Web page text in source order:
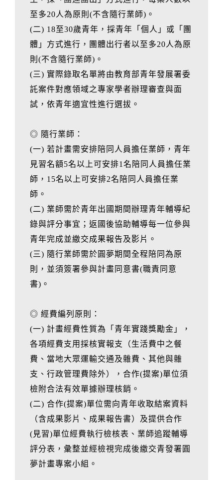
至多20人為原則(不含隨行業師)。
(二) 18至30歲青年，採青年「個人」或「團
體」方式進行，團體出行者以至多20人為原
則(不含隨行業師)。
(三) 實際錄取名單將由教育部青年發展署委
託案件對應領域之專家學者辦理審查與面
試，依青年適宜性進行選拔。
◎ 隨行業師：
(一) 若計畫需安排陪同人員擔任業師，青年
見習名額5名以上可安排1名陪同人員擔任業
師，15名以上可安排2名陪同人員擔任業
師。
(二) 業師需於青年出國期間辦理青年輔導紀
錄與評分事宜；返國後協助輔導每一位參與
青年完成並繳交成果報告及影片。
(三) 隨行業師需於圓夢期間全程陪同為原
則，並須簽署參與計畫同意書(職責同意
書)。
◎ 經費編列原則：
(一) 計畫經費性質為「青年實踐獎勵金」，
各項經費支用採核實報支（生活費中之餐
費、當地大眾運輸交通及雜費、其他與雜
支、行政管理費除外），合作(提案)單位須
檢附合法有效單據辦理核銷。
(二) 合作(提案)單位需向青年收取結案資料
（含成果影片、成果報告書）及提供合作
(見習)單位經費執行檢核表、業師追蹤輔導
評分表，彙整並經檢視完成後繳交青發署圓
夢計畫專案小組。